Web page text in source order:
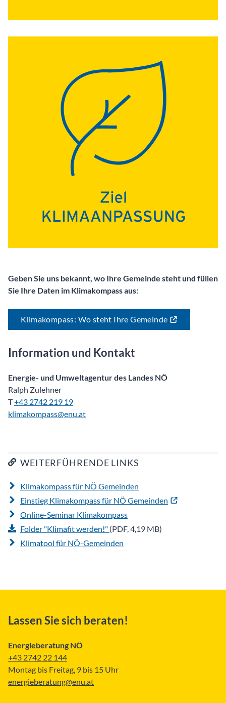
Geben Sie uns bekannt, wo Ihre Gemeinde steht und füllen
Sie Ihre Daten im Klimakompass aus:
Klimakompass: Wo steht Ihre Gemeinde
Information und Kontakt
Energie- und Umweltagentur des Landes NÖ
Ralph Zulehner
T+43 2742 219 19
klimakompass@enu.at
WEITERFÜHRENDE LINKS
Klimakompass für NÖ Gemeinden
Einstieg Klimakompass für NÖ Gemeinden
Online-Seminar Klimakompass
Folder "Klimafit werden!" (PDF, 4,19 MB)
Klimatool für NÖ-Gemeinden
Lassen Sie sich beraten!
Energieberatung NÖ
+43 2742 22 144
Montag bis Freitag, 9 bis 15 Uhr
energieberatung@enu.at